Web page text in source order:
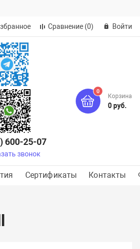
Сравнение (0) Войти
600-25-07
звонок
0
Корзина
0 руб.
Сертификаты Контакты